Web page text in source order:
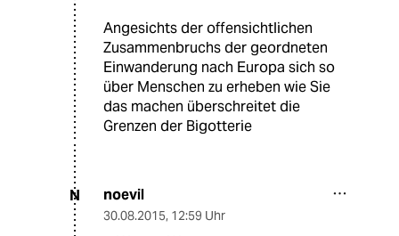
Angesichts der offensichtlichen
Zusammenbruchs der geordneten
Einwanderung nach Europa sich so
über Menschen zu erheben wie Sie
das machen überschreitet die
Grenzen der Bigotterie
N noevil
30.08.2015, 12:59 Uhr